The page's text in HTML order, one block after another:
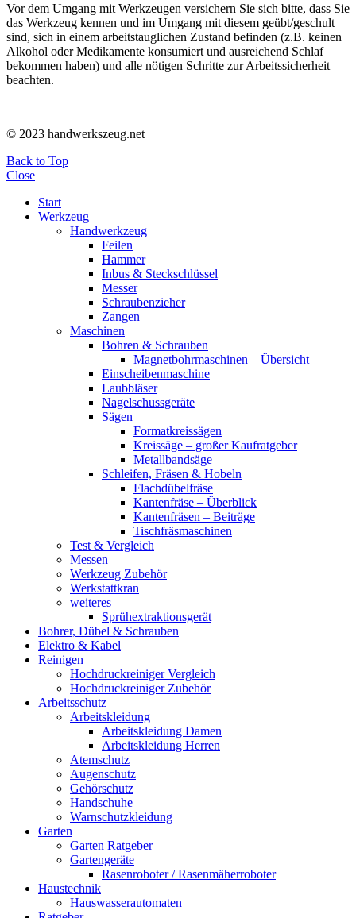
Vor dem Umgang mit Werkzeugen versichern Sie sich bitte, dass Sie
das Werkzeug kennen und im Umgang mit diesem geübt/geschult
sind, sich in einem arbeitstauglichen Zustand befinden (z.B. keinen
Alkohol oder Medikamente konsumiert und ausreichend Schlaf
bekommen haben) und alle nötigen Schritte zur Arbeitssicherheit
beachten.
© 2023 handwerkszeug.net
Back to Top
Close
Start
Werkzeug
Handwerkzeug
Feilen
Hammer
Inbus & Steckschlüssel
Messer
Schraubenzieher
Zangen
Maschinen
Bohren & Schrauben
Magnetbohrmaschinen – Übersicht
Einscheibenmaschine
Laubbläser
Nagelschussgeräte
Sägen
Formatkreissägen
Kreissäge – großer Kaufratgeber
Metallbandsäge
Schleifen, Fräsen & Hobeln
Flachdübelfräse
Kantenfräse – Überblick
Kantenfräsen – Beiträge
Tischfräsmaschinen
Test & Vergleich
Messen
Werkzeug Zubehör
Werkstattkran
weiteres
Sprühextraktionsgerät
Bohrer, Dübel & Schrauben
Elektro & Kabel
Reinigen
Hochdruckreiniger Vergleich
Hochdruckreiniger Zubehör
Arbeitsschutz
Arbeitskleidung
Arbeitskleidung Damen
Arbeitskleidung Herren
Atemschutz
Augenschutz
Gehörschutz
Handschuhe
Warnschutzkleidung
Garten
Garten Ratgeber
Gartengeräte
Rasenroboter / Rasenmäherroboter
Haustechnik
Hauswasserautomaten